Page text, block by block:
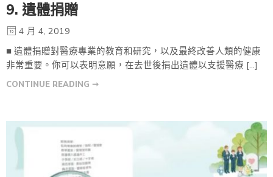
9. 遺體捐贈
4 月 4, 2019
■ 遺體捐贈對醫療專業的教育和研究，以及最終改善人類的健康
非常重要。你可以表明意願，在去世後捐出遺體以支援醫療 […]
CONTINUE READING ➞